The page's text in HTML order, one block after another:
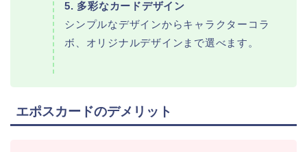
5. 多彩なカードデザイン
シンプルなデザインからキャラクターコラ
ボ、オリジナルデザインまで選べます。
エポスカードのデメリット